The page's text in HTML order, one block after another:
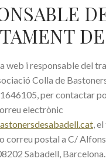
Trobada Nacional de
web i responsable del
Colla de
per contactar
electrònic
,
correu postal a C/ Alfons
Sabadell, Barcelona.